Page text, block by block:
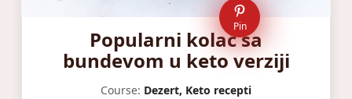
Pin
Popularni kolač sa
bundevom u keto verziji
Course: Dezert, Keto recepti